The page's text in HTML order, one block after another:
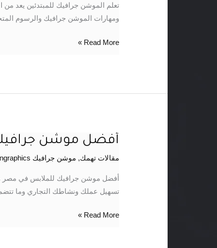
تعلم الموشن جرافيك للمبتدئين يعد من
ومهارات الموشن جرافيك والرسوم
للمبتدئين
والمحترفين
Read More »
أفضل موشن
مقالات تهمك, موشن جرافيك motiongraphics
أفضل موشن جرافيك للملابس في
تسهيل عملك ونشاطك التجاري وما
أفضل
للملابس
في
Read More »